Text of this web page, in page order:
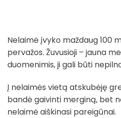
Nelaimė įvyko maždaug 100
pervažos. Žuvusioji – jauna
duomenimis, ji gali būti
Į nelaimės vietą atskubėję
bandė gaivinti merginą, bet
nelaimė aiškinasi pareigūnai.